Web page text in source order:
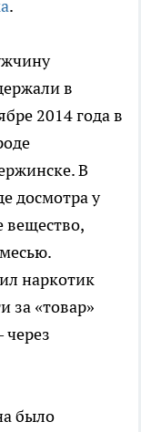
.
в
2014 года в
В
досмотра у
вещество,
наркотик
за «товар»
через
было